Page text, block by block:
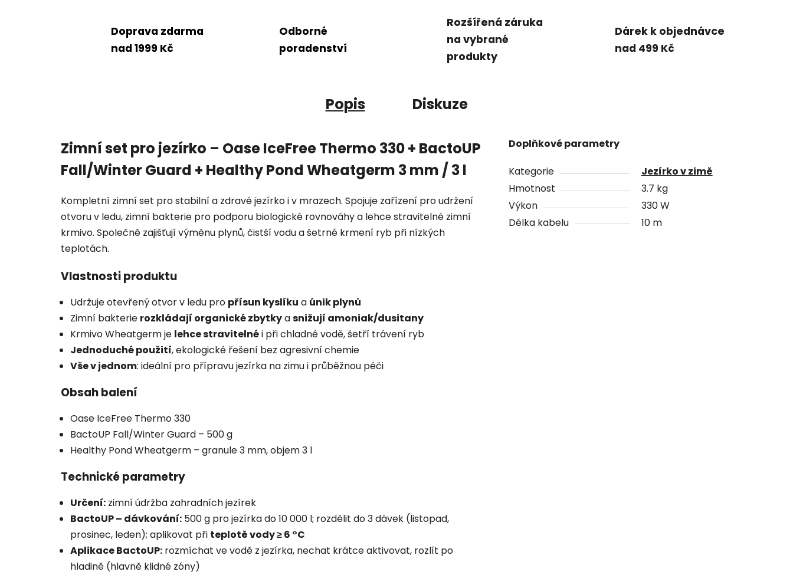
Doprava zdarma
nad 1999 Kč
Odborné
poradenství
Rozšířená záruka
na vybrané
produkty
Dárek k objednávce
nad 499 Kč
Popis Diskuze
Zimní set pro jezírko – Oase IceFree Thermo 330 + BactoUP
Fall/Winter Guard + Healthy Pond Wheatgerm 3 mm / 3 l
Kompletní zimní set pro stabilní a zdravé jezírko i v mrazech. Spojuje zařízení pro udržení
otvoru v ledu, zimní bakterie pro podporu biologické rovnováhy a lehce stravitelné zimní
krmivo. Společně zajišťují výměnu plynů, čistší vodu a šetrné krmení ryb při nízkých
teplotách.
Vlastnosti produktu
Udržuje otevřený otvor v ledu pro přísun kyslíku a únik plynů
Zimní bakterie rozkládají organické zbytkyasnižují amoniak/dusitany
Krmivo Wheatgerm je lehce stravitelnéi při chladné vodě, šetří trávení ryb
Jednoduché použití, ekologické řešení bez agresivní chemie
Vše v jednom: ideální pro přípravu jezírka na zimu i průběžnou péči
Obsah balení
Oase IceFree Thermo 330
BactoUP Fall/Winter Guard – 500 g
Healthy Pond Wheatgerm – granule 3 mm, objem 3 l
Technické parametry
Určení: zimní údržba zahradních jezírek
BactoUP – dávkování: 500 g pro jezírka do 10 000 l; rozdělit do 3 dávek (listopad,
prosinec, leden); aplikovat při teplotě vody ≥ 6 °C
Aplikace BactoUP: rozmíchat ve vodě z jezírka, nechat krátce aktivovat, rozlít po
hladině (hlavně klidné zóny)
Doplňkové parametry
Kategorie
Jezírko v zimě
Hmotnost
3.7 kg
Výkon
330 W
Délka kabelu
10 m